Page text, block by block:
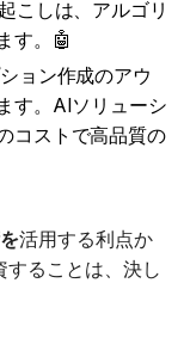
こしは、アルゴリ
す。🤖
ョン作成のアウ
す。AIソリューシ
コストで高品質の
活用する利点か
することは、決し